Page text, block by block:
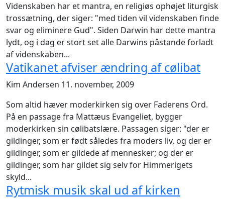
Videnskaben har et mantra, en religiøs ophøjet liturgisk
trossætning, der siger: "med tiden vil videnskaben finde
svar og eliminere Gud". Siden Darwin har dette mantra
lydt, og i dag er stort set alle Darwins påstande forladt
af videnskaben...
Vatikanet afviser ændring af cølibat
Kim Andersen 11. november, 2009
Som altid hæver moderkirken sig over Faderens Ord.
På en passage fra Mattæus Evangeliet, bygger
moderkirken sin cølibatslære. Passagen siger: "der er
gildinger, som er født således fra moders liv, og der er
gildinger, som er gildede af mennesker; og der er
gildinger, som har gildet sig selv for Himmerigets
skyld...
Rytmisk musik skal ud af kirken